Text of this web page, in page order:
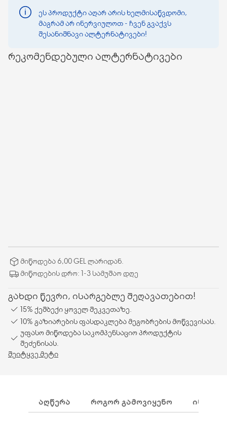
ეს პროდუქტი აღარ არის ხელმისაწვდომი,
მაგრამ არ ინერვიულოთ - ჩვენ გვაქვს
შესანიშნავი ალტერნატივები!
რეკომენდებული ალტერნატივები
მიწოდება 6,00 GEL ლარიდან.
მიწოდების დრო: 1-3 სამუშაო დღე
გახდი წევრი, ისარგებლე შეღავათებით!
15% ქეშბექი ყოველ შეკვეთაზე.
10% გაზიარების ფასდაკლება მეგობრების მოწვევისას.
უფასო მიწოდება საკომპენსაციო პროდუქტის
შეძენისას.
შეიტყვე მეტი
ᲐᲦᲬᲔᲠᲐ ᲠᲝᲒᲝᲠ ᲒᲐᲛᲝᲕᲘᲧᲔᲜᲝ